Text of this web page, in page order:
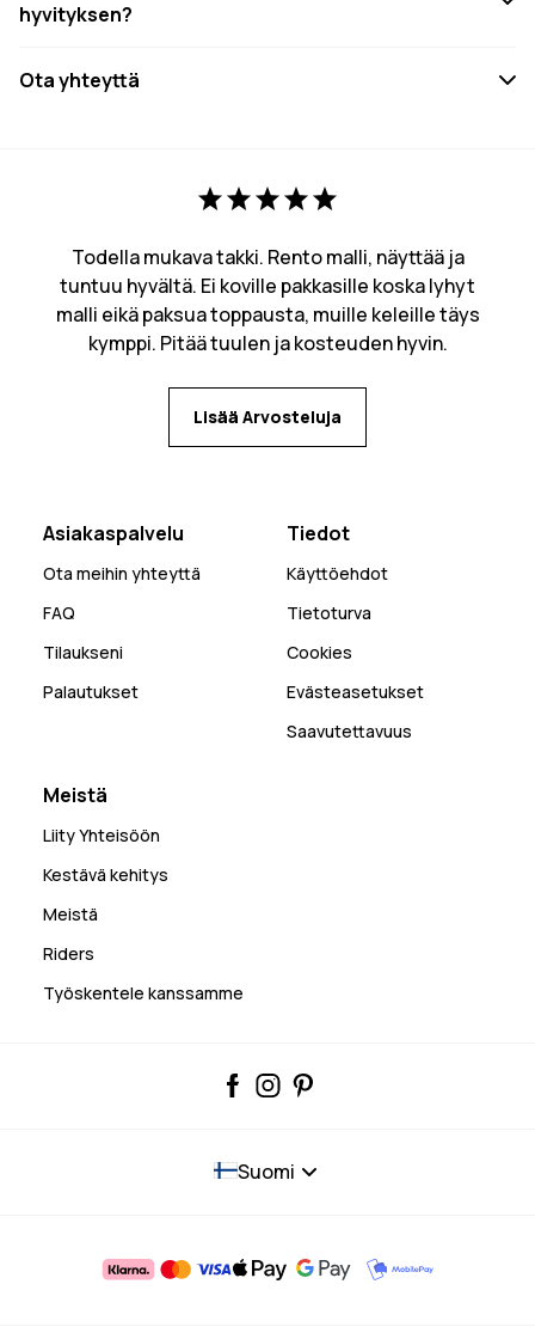
hyvityksen?
Ota yhteyttä
Todella mukava takki. Rento malli, näyttää ja
tuntuu hyvältä. Ei koville pakkasille koska lyhyt
malli eikä paksua toppausta, muille keleille täys
kymppi. Pitää tuulen ja kosteuden hyvin.
Lisää Arvosteluja
Asiakaspalvelu
Ota meihin yhteyttä
FAQ
Tilaukseni
Palautukset
Tiedot
Käyttöehdot
Tietoturva
Cookies
Evästeasetukset
Saavutettavuus
Meistä
Liity Yhteisöön
Kestävä kehitys
Meistä
Riders
Työskentele kanssamme
Suomi